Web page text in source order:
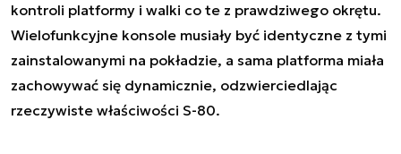
kontroli platformy i walki co te z prawdziwego okrętu.
Wielofunkcyjne konsole musiały być identyczne z tymi
zainstalowanymi na pokładzie, a sama platforma miała
zachowywać się dynamicznie, odzwierciedlając
rzeczywiste właściwości S-80.